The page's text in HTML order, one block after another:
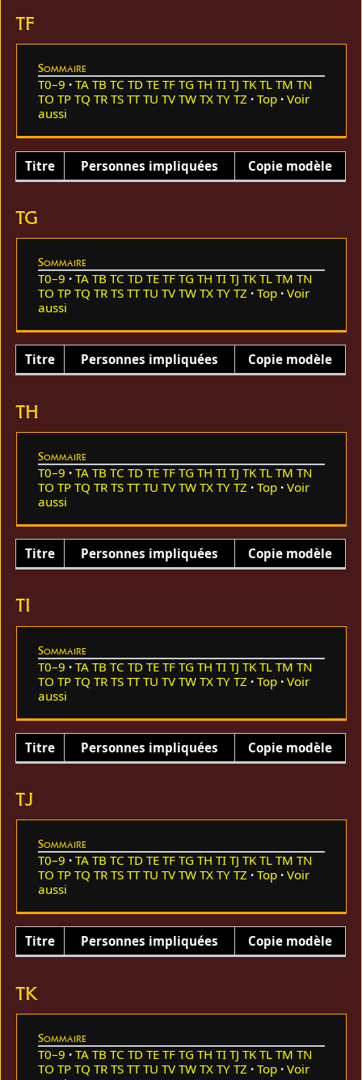
TF
Sommaire
T0–9 TA TB TC TD TE TF TG TH TI TJ TK TL TM TN
TO TP TQ TR TS TT TU TV TW TX TY TZ Top
Voir
aussi
Titre Personnes impliquées Copie modèle
TG
Sommaire
T0–9 TA TB TC TD TE TF TG TH TI TJ TK TL TM TN
TO TP TQ TR TS TT TU TV TW TX TY TZ Top
Voir
aussi
Titre Personnes impliquées Copie modèle
TH
Sommaire
T0–9 TA TB TC TD TE TF TG TH TI TJ TK TL TM TN
TO TP TQ TR TS TT TU TV TW TX TY TZ Top
Voir
aussi
Titre Personnes impliquées Copie modèle
TI
Sommaire
T0–9 TA TB TC TD TE TF TG TH TI TJ TK TL TM TN
TO TP TQ TR TS TT TU TV TW TX TY TZ Top
Voir
aussi
Titre Personnes impliquées Copie modèle
TJ
Sommaire
T0–9 TA TB TC TD TE TF TG TH TI TJ TK TL TM TN
TO TP TQ TR TS TT TU TV TW TX TY TZ Top
Voir
aussi
Titre Personnes impliquées Copie modèle
TK
Sommaire
T0–9 TA TB TC TD TE TF TG TH TI TJ TK TL TM TN
TO TP TQ TR TS TT TU TV TW TX TY TZ Top
Voir